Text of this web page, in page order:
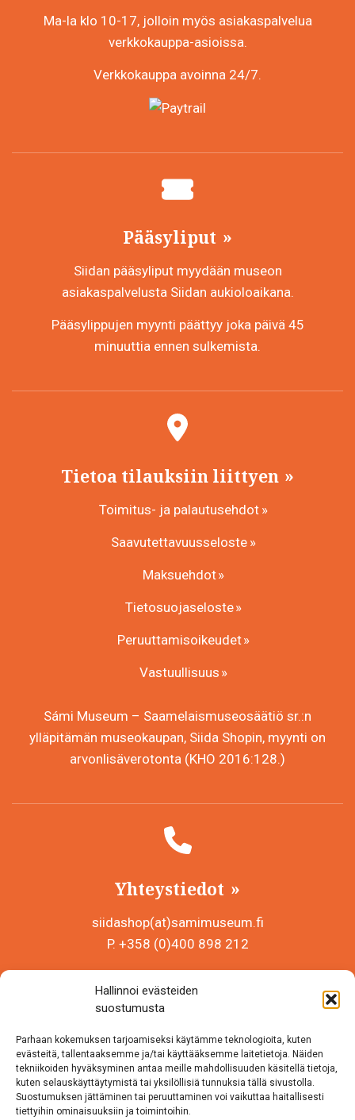
Hallinnoi evästeiden
suostumusta
Parhaan kokemuksen tarjoamiseksi käytämme teknologioita, kuten
evästeitä, tallentaaksemme ja/tai käyttääksemme laitetietoja. Näiden
tekniikoiden hyväksyminen antaa meille mahdollisuuden käsitellä tietoja,
kuten selauskäyttäytymistä tai yksilöllisiä tunnuksia tällä sivustolla.
Suostumuksen jättäminen tai peruuttaminen voi vaikuttaa haitallisesti
tiettyihin ominaisuuksiin ja toimintoihin.
Ma-la klo 10-17, jolloin myös asiakaspalvelua
verkkokauppa-asioissa.
Verkkokauppa avoinna 24/7.
Pääsyliput
Siidan pääsyliput myydään museon
asiakaspalvelusta Siidan aukioloaikana.
Pääsylippujen myynti päättyy joka päivä 45
minuuttia ennen sulkemista.
Tietoa tilauksiin liittyen
Toimitus- ja palautusehdot
Saavutettavuusseloste
Maksuehdot
Tietosuojaseloste
Peruuttamisoikeudet
Vastuullisuus
Sámi Museum – Saamelaismuseosäätiö sr.:n
ylläpitämän museokaupan, Siida Shopin, myynti on
arvonlisäverotonta (KHO 2016:128.)
Yhteystiedot
siidashop(at)samimuseum.fi
P. +358 (0)400 898 212
Y-tunnus 0625907-2
Inarintie 46
99870 Inari
Löydät meidät myös somesta!